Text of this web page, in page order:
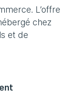
L’offre
chez
et de